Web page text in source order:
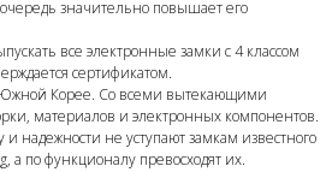
значительно повышает его
все электронные замки с 4 классом
сертификатом.
Корее. Со всеми вытекающими
материалов и электронных компонентов.
надежности не уступают замкам известного
а по функционалу превосходят их.